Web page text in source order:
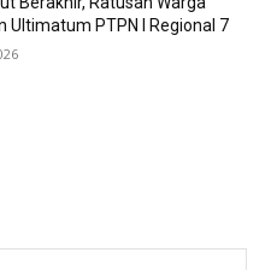
Ultimatum PTPN I Regional 7